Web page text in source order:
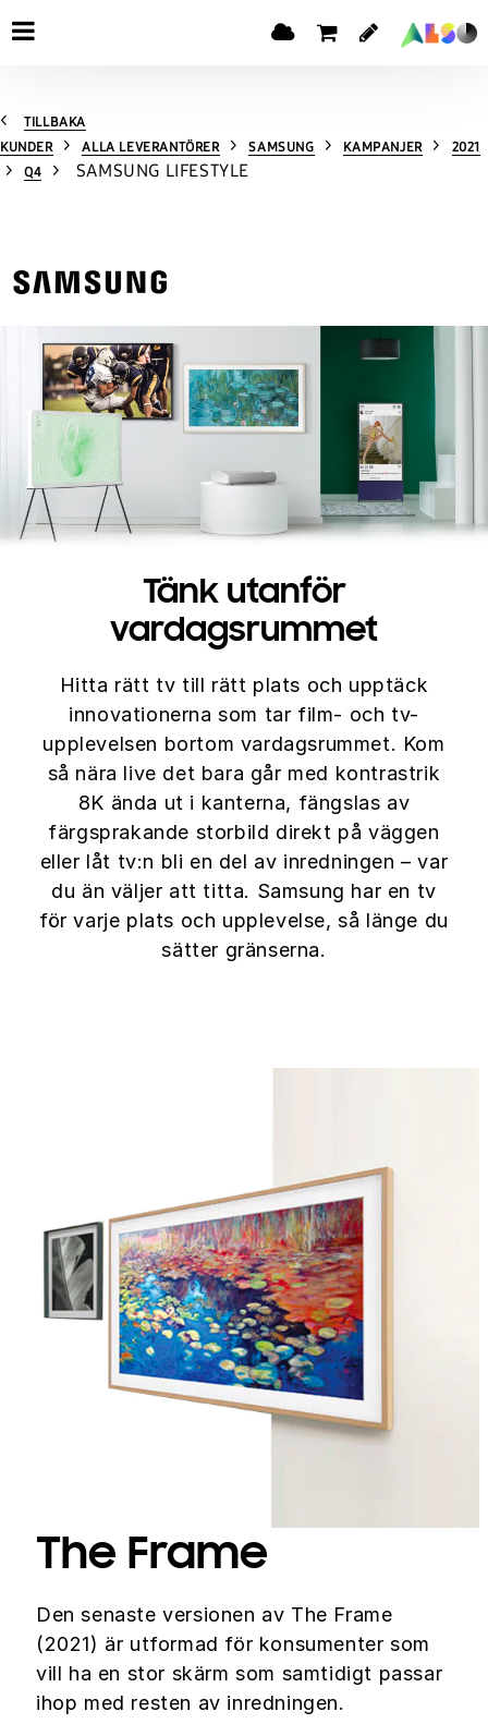
TILLBAKA
KUNDER
ALLA LEVERANTÖRER SAMSUNG KAMPANJER
2021
Q4
SAMSUNG LIFESTYLE
Tänk utanför
vardagsrummet
Hitta rätt tv till rätt plats och upptäck
innovationerna som tar film- och tv-
upplevelsen bortom vardagsrummet. Kom
så nära live det bara går med kontrastrik
8K ända ut i kanterna, fängslas av
färgsprakande storbild direkt på väggen
eller låt tv:n bli en del av inredningen – var
du än väljer att titta. Samsung har en tv
för varje plats och upplevelse, så länge du
sätter gränserna.
The Frame
Den senaste versionen av The Frame
(2021) är utformad för konsumenter som
vill ha en stor skärm som samtidigt passar
ihop med resten av inredningen.